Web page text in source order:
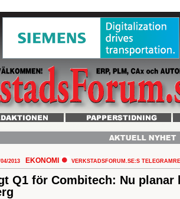
04/2013 EKONOMI VERKSTADSFORUM.SE:S
Q1 för Combitech: Nu planar